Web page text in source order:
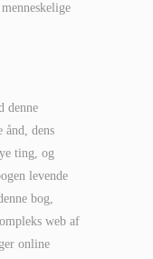
denne
ånd, dens
ting, og
levende
bog,
web af
online